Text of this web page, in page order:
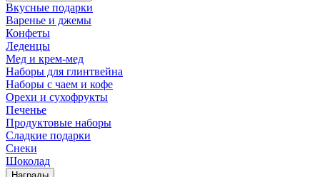
Вкусные подарки
Варенье и джемы
Конфеты
Леденцы
Мед и крем-мед
Наборы для глинтвейна
Наборы с чаем и кофе
Орехи и сухофрукты
Печенье
Продуктовые наборы
Сладкие подарки
Снеки
Шоколад